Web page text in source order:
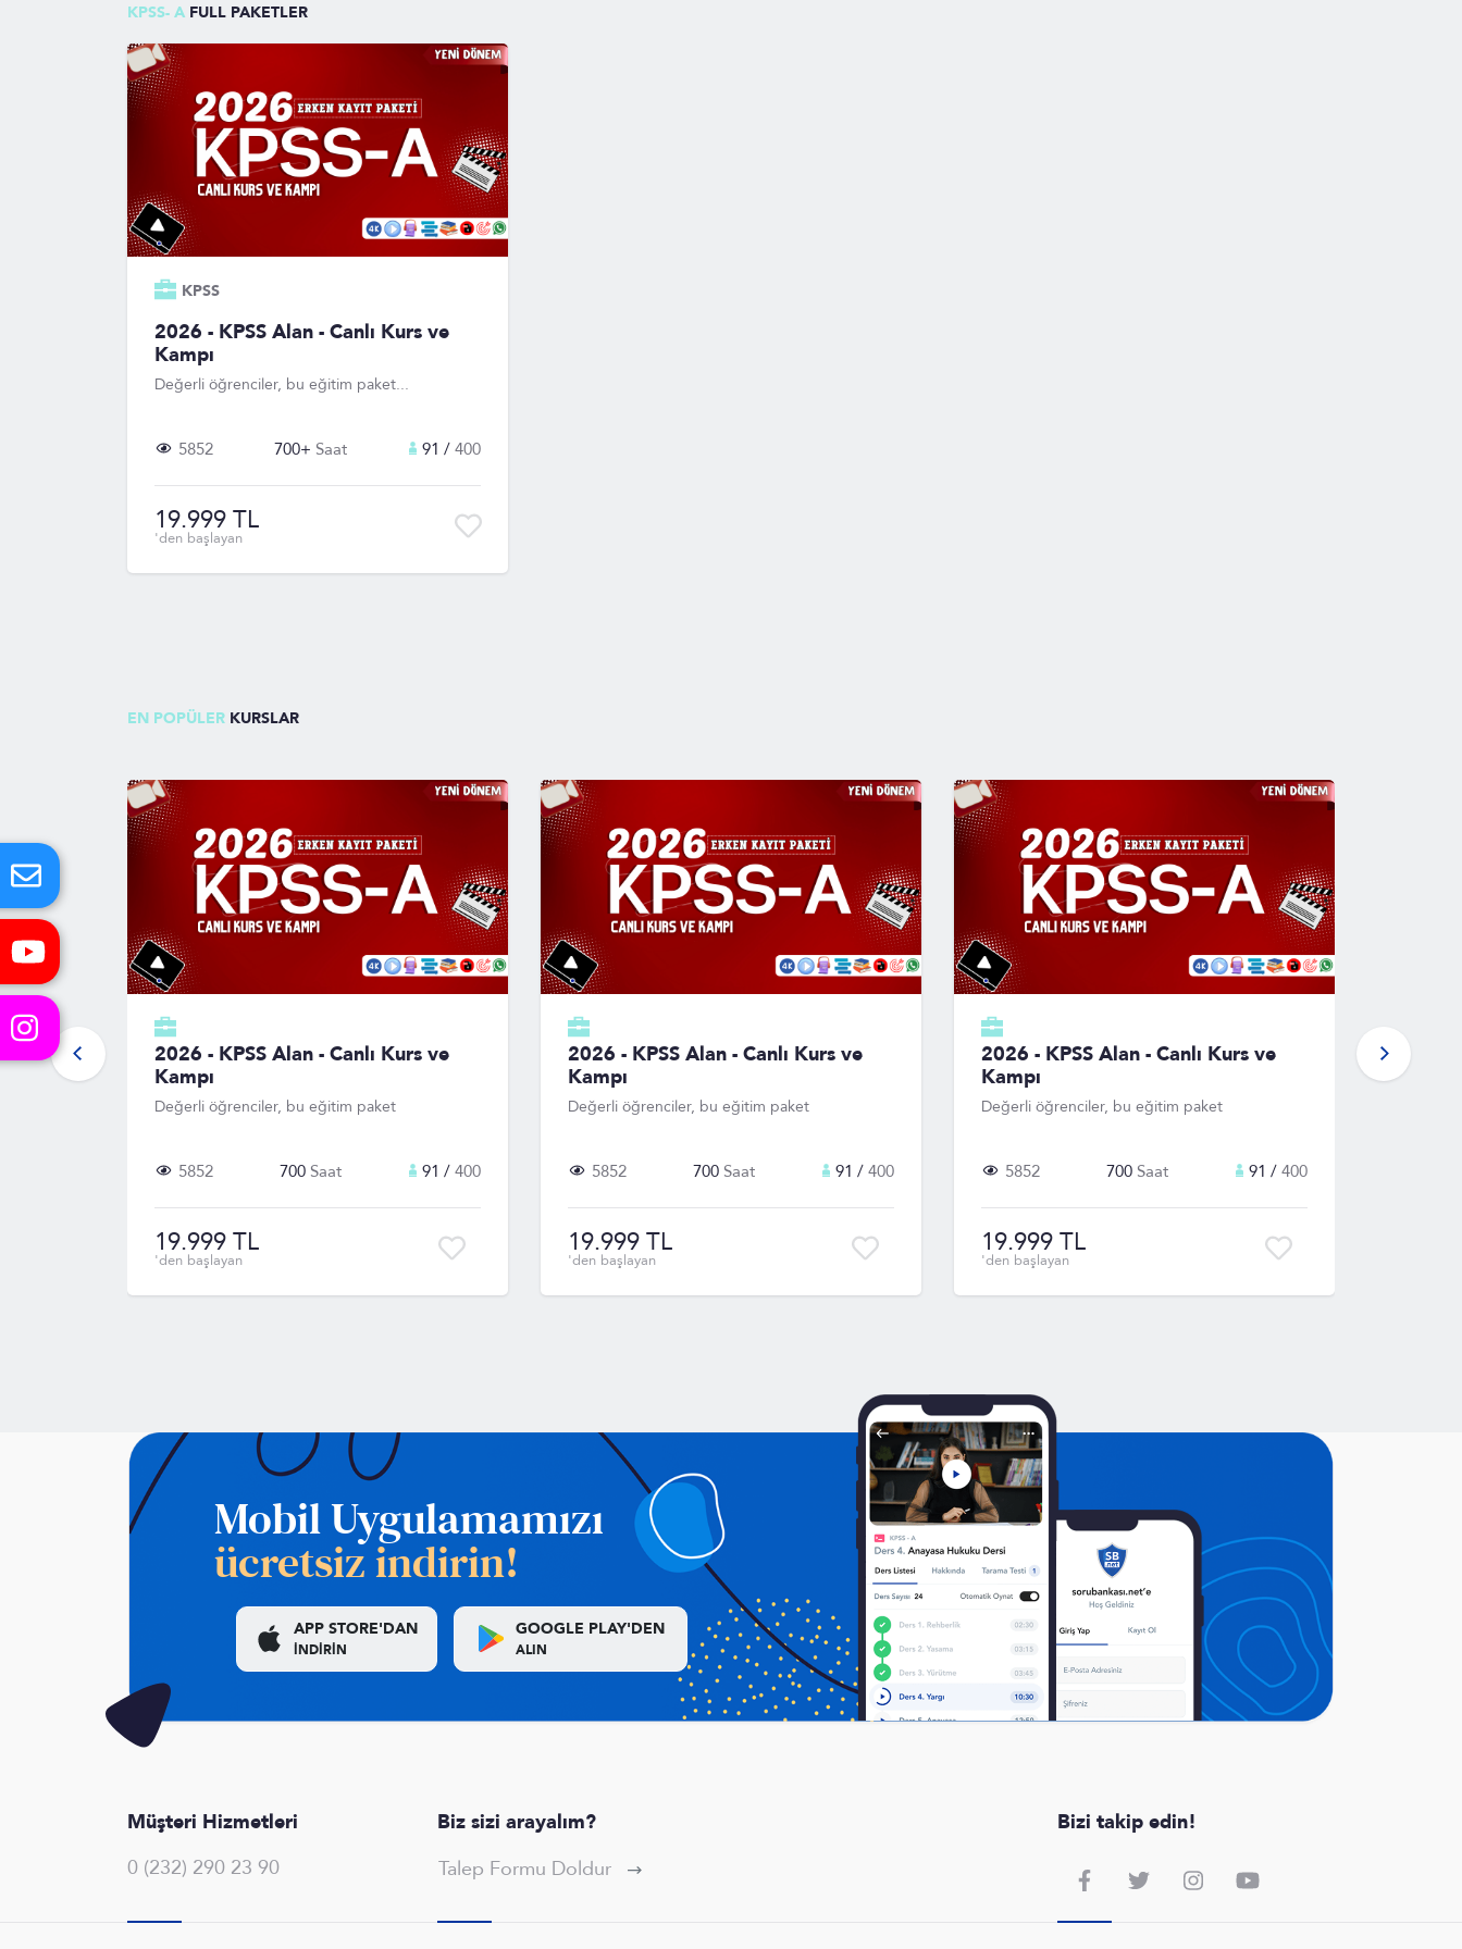
KPSS- A FULL PAKETLER
KPSS
2026 - KPSS Alan - Canlı Kurs ve
Kampı
Değerli öğrenciler, bu eğitim paket...
5852 700+ Saat 91 / 400
19.999 TL
'den başlayan
EN POPÜLER KURSLAR
2026 - KPSS Alan - Canlı Kurs ve
Kampı
Değerli öğrenciler, bu eğitim paket
5852 700 Saat 91 / 400
19.999 TL
'den başlayan
2026 - KPSS Alan - Canlı Kurs ve
Kampı
Değerli öğrenciler, bu eğitim paket
5852 700 Saat 91 / 400
19.999 TL
'den başlayan
2026 - KPSS Alan - Canlı Kurs ve
Kampı
Değerli öğrenciler, bu eğitim paket
5852 700 Saat 91 / 400
19.999 TL
'den başlayan
Mobil Uygulamamızı
ücretsiz indirin!
APP STORE'DAN
İNDİRİN
GOOGLE PLAY'DEN
ALIN
Müşteri Hizmetleri
0 (232) 290 23 90
Biz sizi arayalım?
Talep Formu Doldur
Bizi takip edin!